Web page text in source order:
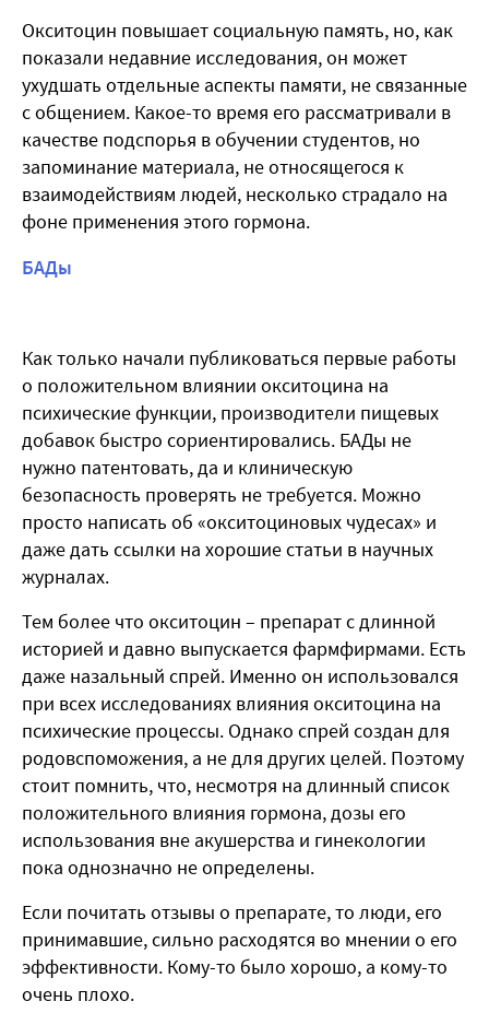
Окситоцин повышает социальную память, но, как
показали недавние исследования, он может
ухудшать отдельные аспекты памяти, не связанные
с общением. Какое-то время его рассматривали в
качестве подспорья в обучении студентов, но
запоминание материала, не относящегося к
взаимодействиям людей, несколько страдало на
фоне применения этого гормона.
БАДы
Как только начали публиковаться первые работы
о положительном влиянии окситоцина на
психические функции, производители пищевых
добавок быстро сориентировались. БАДы не
нужно патентовать, да и клиническую
безопасность проверять не требуется. Можно
просто написать об «окситоциновых чудесах» и
даже дать ссылки на хорошие статьи в научных
журналах.
Тем более что окситоцин – препарат с длинной
историей и давно выпускается фармфирмами. Есть
даже назальный спрей. Именно он использовался
при всех исследованиях влияния окситоцина на
психические процессы. Однако спрей создан для
родовспоможения, а не для других целей. Поэтому
стоит помнить, что, несмотря на длинный список
положительного влияния гормона, дозы его
использования вне акушерства и гинекологии
пока однозначно не определены.
Если почитать отзывы о препарате, то люди, его
принимавшие, сильно расходятся во мнении о его
эффективности. Кому-то было хорошо, а кому-то
очень плохо.